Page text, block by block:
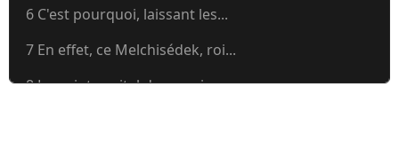
6 C'est pourquoi, laissant les...
7 En effet, ce Melchisédek, roi...
8 Le point capital de ce qui...